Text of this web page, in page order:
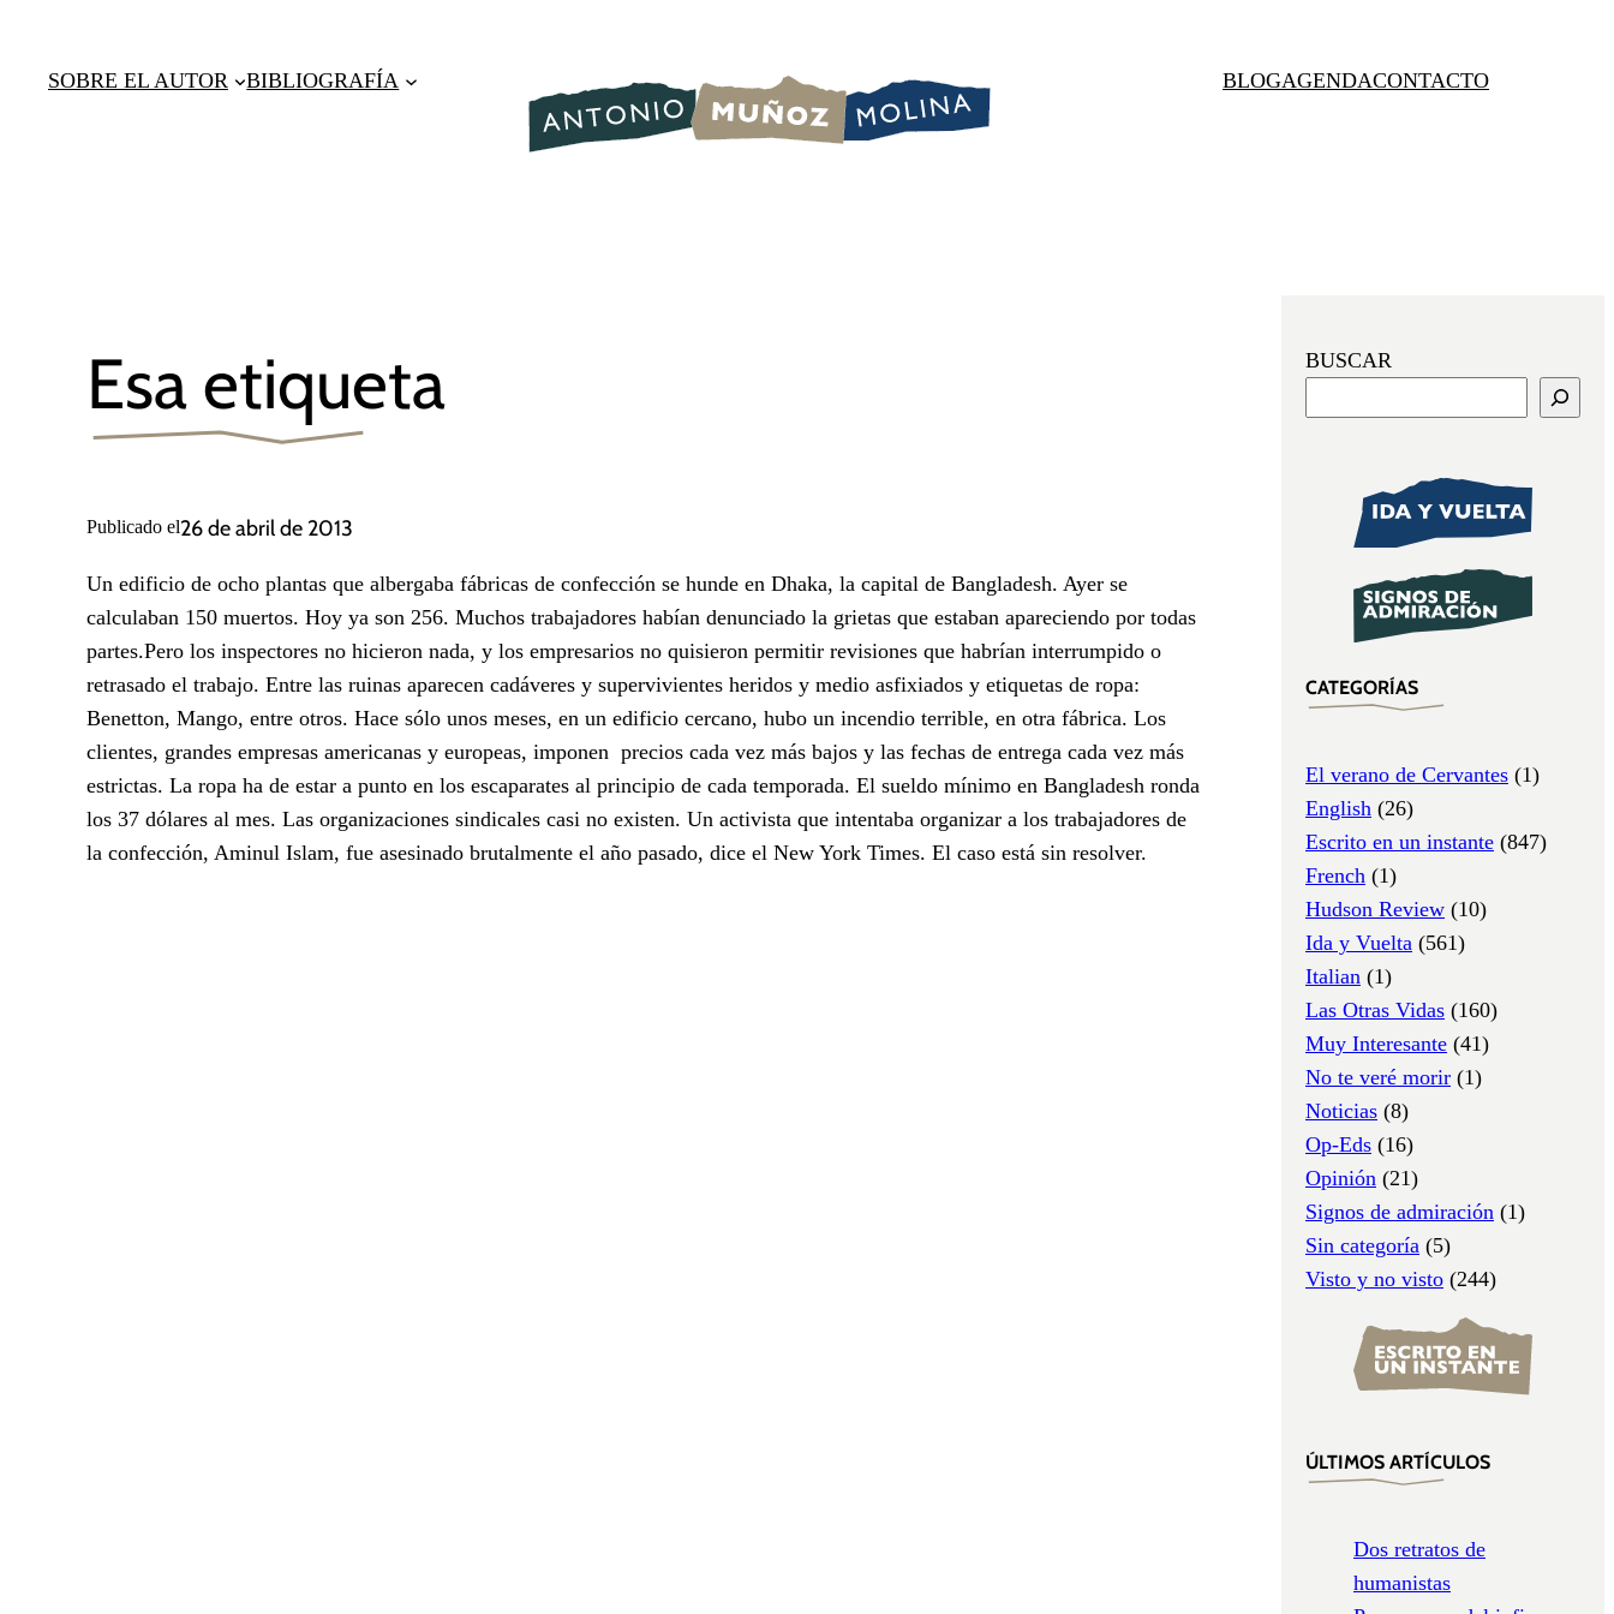
contenido
SOBRE EL AUTOR BIBLIOGRAFÍA BLOGAGENDACONTACTO
Esa etiqueta
Publicado el26 de abril de 2013
Un edificio de ocho plantas que albergaba fábricas de confección se hunde en Dhaka, la capital de Bangladesh. Ayer se
calculaban 150 muertos. Hoy ya son 256. Muchos trabajadores habían denunciado la grietas que estaban apareciendo por todas
partes.Pero los inspectores no hicieron nada, y los empresarios no quisieron permitir revisiones que habrían interrumpido o
retrasado el trabajo. Entre las ruinas aparecen cadáveres y supervivientes heridos y medio asfixiados y etiquetas de ropa:
Benetton, Mango, entre otros. Hace sólo unos meses, en un edificio cercano, hubo un incendio terrible, en otra fábrica. Los
clientes, grandes empresas americanas y europeas, imponen precios cada vez más bajos y las fechas de entrega cada vez más
estrictas. La ropa ha de estar a punto en los escaparates al principio de cada temporada. El sueldo mínimo en Bangladesh ronda
los 37 dólares al mes. Las organizaciones sindicales casi no existen. Un activista que intentaba organizar a los trabajadores de
la confección, Aminul Islam, fue asesinado brutalmente el año pasado, dice el New York Times. El caso está sin resolver.
BUSCAR
CATEGORÍAS
El verano de Cervantes (1)
English (26)
Escrito en un instante (847)
French (1)
Hudson Review (10)
Ida y Vuelta (561)
Italian (1)
Las Otras Vidas (160)
Muy Interesante (41)
No te veré morir (1)
Noticias (8)
Op-Eds (16)
Opinión (21)
Signos de admiración (1)
Sin categoría (5)
Visto y no visto (244)
ÚLTIMOS ARTÍCULOS
Dos retratos de
humanistas